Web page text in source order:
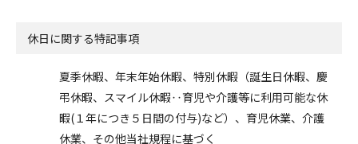
休日に関する特記事項
夏季休暇、年末年始休暇、特別休暇（誕生日休暇、慶
弔休暇、スマイル休暇‥育児や介護等に利用可能な休
暇(１年につき５日間の付与)など）、育児休業、介護
休業、その他当社規程に基づく